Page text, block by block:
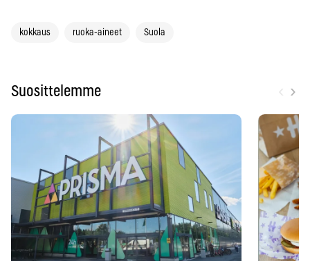
kokkaus ruoka-aineet Suola
Suosittelemme ›